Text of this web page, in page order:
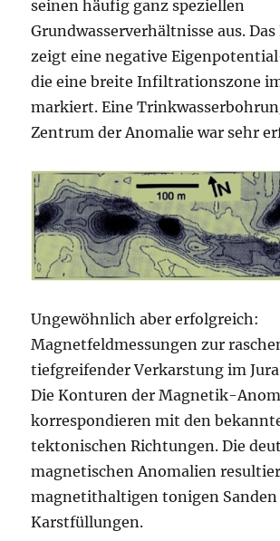
seinen häufig ganz speziellen
Grundwasserverhältnisse aus.
zeigt eine negative
die eine breite Infiltrationszone
markiert. Eine
Zentrum der Anomalie war sehr
Ungewöhnlich aber erfolgreich:
Magnetfeldmessungen zur
tiefgreifender Verkarstung im
Die Konturen der Magnetik-
korrespondieren mit den
tektonischen Richtungen. Die
magnetischen Anomalien
magnetithaltigen tonigen Sanden
Karstfüllungen.